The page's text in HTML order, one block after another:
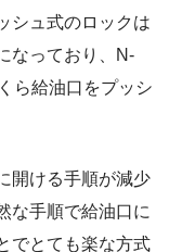
シュ式のロックは
なっており、N-
ら給油口をプッシ
開ける手順が減少
な手順で給油口に
でとても楽な方式